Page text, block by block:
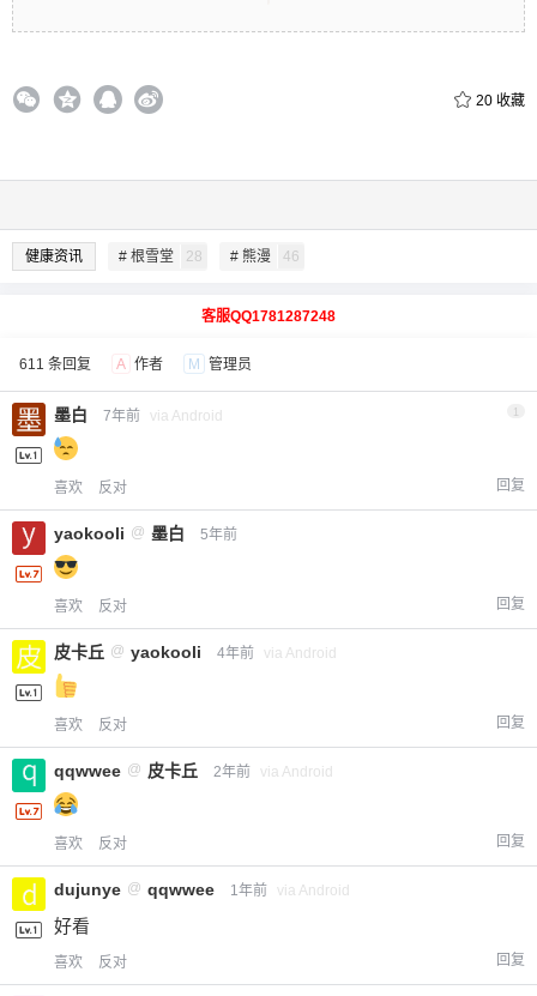
20 收藏
健康资讯 # 根雪堂 28 # 熊漫 46
客服QQ1781287248
611 条回复 A 作者 M 管理员
墨白 7年前 via Android
喜欢 反对 回复
yaokooli @ 墨白 5年前
喜欢 反对 回复
皮卡丘 @ yaokooli 4年前 via Android
喜欢 反对 回复
qqwwee @ 皮卡丘 2年前 via Android
喜欢 反对 回复
dujunye @ qqwwee 1年前 via Android
好看
喜欢 反对 回复